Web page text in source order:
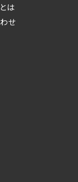
は
せ